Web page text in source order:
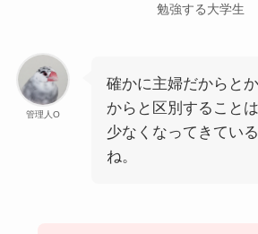
勉強する大学生
管理人O
確かに主婦だからと
からと区別すること
少なくなってきてい
ね。